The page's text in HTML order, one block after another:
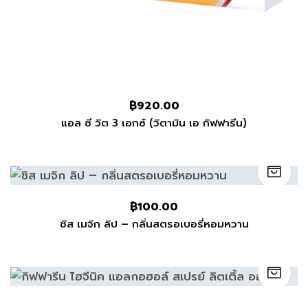
฿920.00
แอล ซี วิต 3 เอกซ์ (วิตามิน เอ กิฟฟารีน)
฿100.00
ชิส เมจิก ลิป – กลิ่นสตรอเบอรี่หอมหวาน